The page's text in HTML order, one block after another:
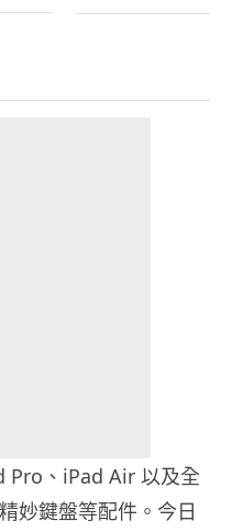
Pro、iPad Air 以及全
妙鍵盤等配件。今日